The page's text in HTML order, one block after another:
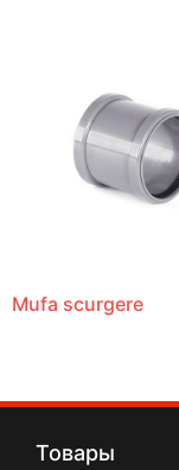
Mufa scurgere
Товары